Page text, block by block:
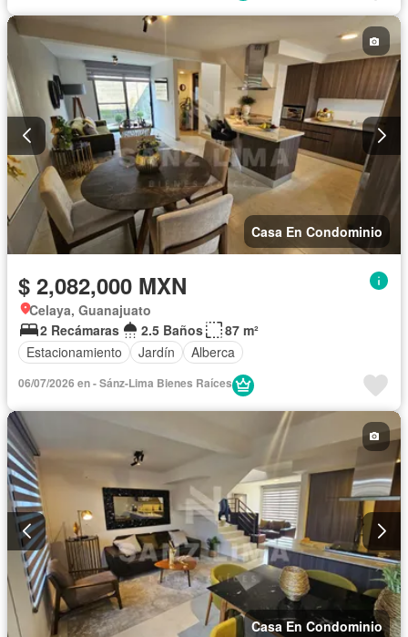
Casa En Condominio
$ 2,082,000 MXN
Celaya, Guanajuato
2 Recámaras
2.5 Baños
87 m²
Estacionamiento
Jardín Alberca
06/07/2026 en - Sánz-Lima Bienes Raíces
Casa En Condominio